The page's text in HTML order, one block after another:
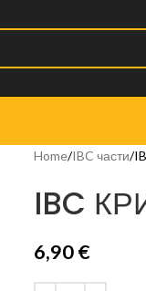
Home IBC части
IBC
6,90€